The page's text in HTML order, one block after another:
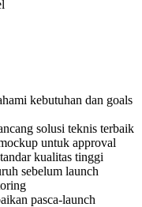
kebutuhan dan goals
solusi teknis terbaik
untuk approval
kualitas tinggi
sebelum launch
pasca-launch